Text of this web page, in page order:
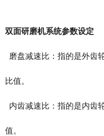
双面研磨机系统参数设定
磨盘减速比：指的是外齿
比值。
内齿减速比：指的是内齿
值。